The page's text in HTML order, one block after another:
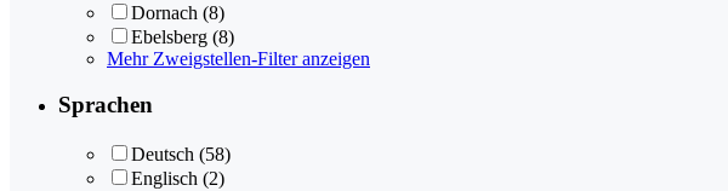
Dornach (8)
Ebelsberg (8)
Mehr Zweigstellen-Filter anzeigen
Sprachen
Deutsch (58)
Englisch (2)